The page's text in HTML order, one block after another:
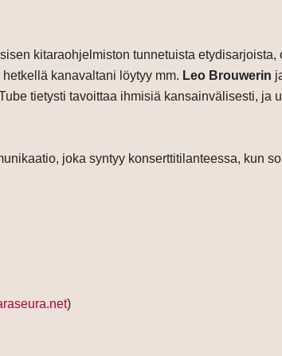
kitaraohjelmiston tunnetuista
kanavaltani löytyy mm. Leo Brouwerin
tietysti tavoittaa ihmisiä kansainvälisesti, ja
joka syntyy konserttitilanteessa, kun
)